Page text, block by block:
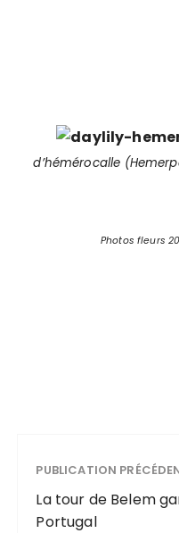
d’hémérocalle
Photos fleurs
PUBLICATION
La tour de Belem
Portugal